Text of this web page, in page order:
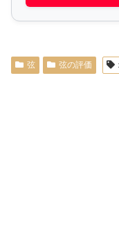
弦 弦の評価